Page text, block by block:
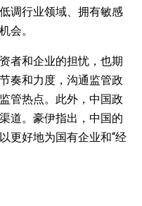
调行业领域、拥有敏感
会。
者和企业的担忧，也期
奏和力度，沟通监管政
管热点。此外，中国政
道。豪伊指出，中国的
更好地为国有企业和“经